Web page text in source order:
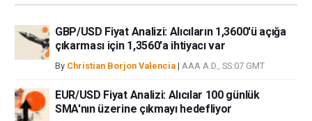
GBP/USD Fiyat Analizi: Alıcıların 1,3600'ü açığa
çıkarması için 1,3560'a ihtiyacı var
By Christian Borjon Valencia | AAA A.D., SS:07 GMT
EUR/USD Fiyat Analizi: Alıcılar 100 günlük
SMA'nın üzerine çıkmayı hedefliyor